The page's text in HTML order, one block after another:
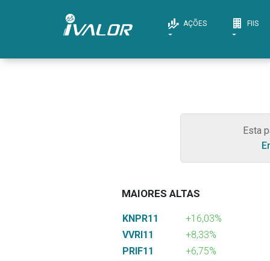
AÇÕES FIIS
Esta
MAIORES ALTAS
KNPR11 +16,03%
VVRI11
+8,33%
PRIF11
+6,75%